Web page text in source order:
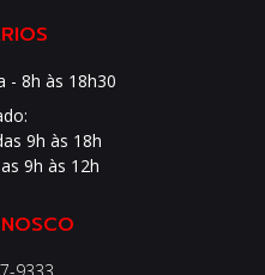
- 8h às 18h30
9h às 18h
9h às 12h
9333